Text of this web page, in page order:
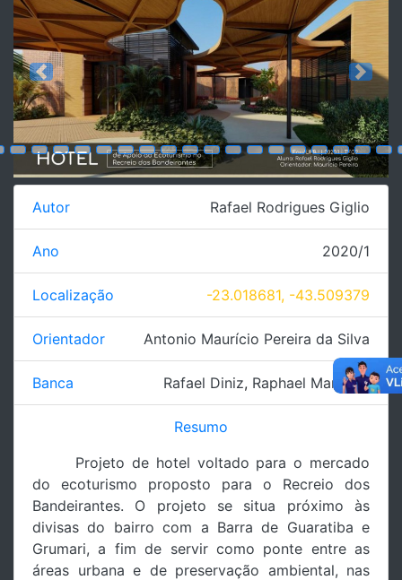
Previous Next
Autor Rafael Rodrigues Giglio
Ano 2020/1
Localização -23.018681, -43.509379
Orientador Antonio Maurício Pereira da Silva
Banca Rafael Diniz, Raphael Marcone
Resumo
Projeto de hotel voltado para o mercado
do ecoturismo proposto para o Recreio dos
Bandeirantes. O projeto se situa próximo às
divisas do bairro com a Barra de Guaratiba e
Grumari, a fim de servir como ponte entre as
áreas urbana e de preservação ambiental, nas